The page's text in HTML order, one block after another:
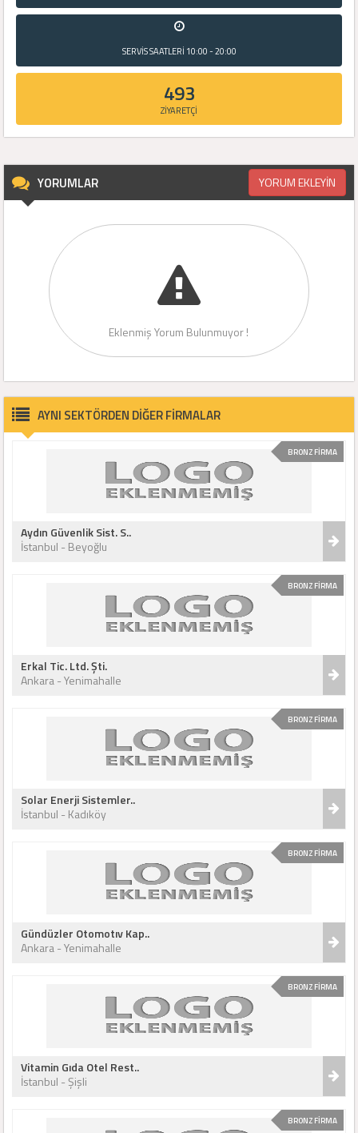
SERVİS SAATLERİ 10:00 - 20:00
493
ZİYARETÇİ
YORUMLAR YORUM EKLEYİN
Eklenmiş Yorum Bulunmuyor !
AYNI SEKTÖRDEN DİĞER FİRMALAR
BRONZ FİRMA
Aydın Güvenlik Sist. S..
İstanbul - Beyoğlu
BRONZ FİRMA
Erkal Tic. Ltd. Şti.
Ankara - Yenimahalle
BRONZ FİRMA
Solar Enerji Sistemler..
İstanbul - Kadıköy
BRONZ FİRMA
Gündüzler Otomotıv Kap..
Ankara - Yenimahalle
BRONZ FİRMA
Vitamin Gıda Otel Rest..
İstanbul - Şişli
BRONZ FİRMA